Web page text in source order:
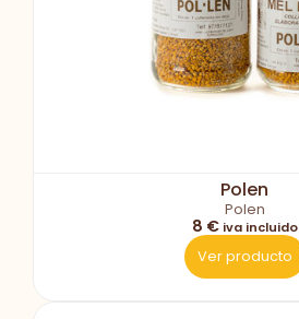
Polen
Polen
8 € iva incluido
Ver producto